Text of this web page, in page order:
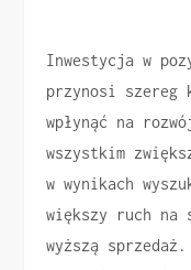
Inwestycja w
przynosi szereg
wpłynąć na
wszystkim
w wynikach
większy ruch
wyższą